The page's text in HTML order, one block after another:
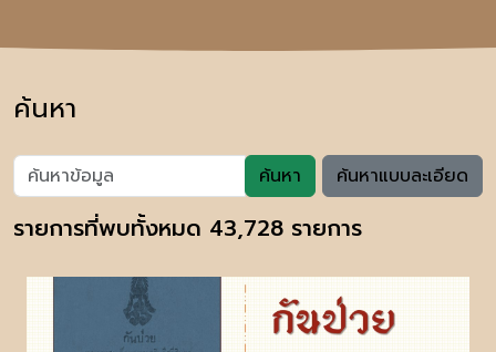
ค้นหา
ค้นหา ค้นหาแบบละเอียด
รายการที่พบทั้งหมด 43,728 รายการ